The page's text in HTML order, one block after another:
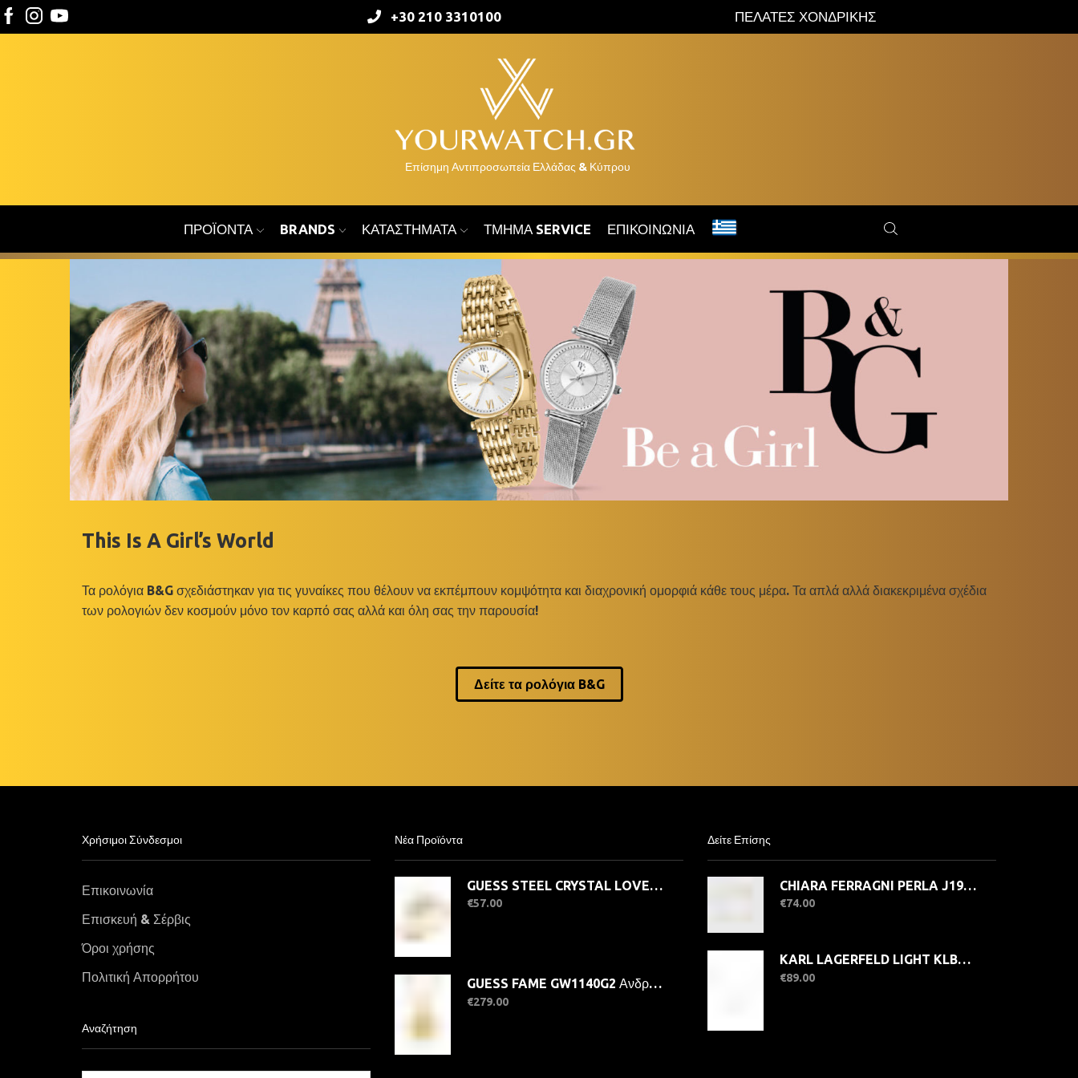
+30 210 3310100 ΠΕΛΑΤΕΣ ΧΟΝΔΡΙΚΗΣ
ΠΡΟΪΌΝΤΑ BRANDS ΚΑΤΑΣΤΉΜΑΤΑ ΤΜΉΜΑ SERVICE ΕΠΙΚΟΙΝΩΝΊΑ
This Is A Girl’s World
Τα ρολόγια B&G σχεδιάστηκαν για τις γυναίκες που θέλουν να εκπέμπουν κομψότητα και διαχρονική ομορφιά κάθε τους μέρα. Τα απλά αλλά διακεκριμένα σχέδια
των ρολογιών δεν κοσμούν μόνο τον καρπό σας αλλά και όλη σας την παρουσία!
Δείτε τα ρολόγια B&G
Χρήσιμοι Σύνδεσμοι
Επικοινωνία
Επισκευή & Σέρβις
Όροι χρήσης
Πολιτική Απορρήτου
Αναζήτηση
Νέα Προϊόντα
GUESS STEEL CRYSTAL LOVE JUBR06363JWYG-No.56 Δαχτυλίδι Χρυσό Με Καρδιά
€57.00
GUESS FAME GW1140G2 Ανδρικό Ρολόι Quatrz Ακριβείας
€279.00
Δείτε Επίσης
CHIARA FERRAGNI PERLA J19AWC26 Βραχιόλι Χρυσό Με Πέρλες
€74.00
KARL LAGERFELD LIGHT KLBKE10 Γυναικείο Κολιέ Ασημένιο Με Πέτρες
€89.00